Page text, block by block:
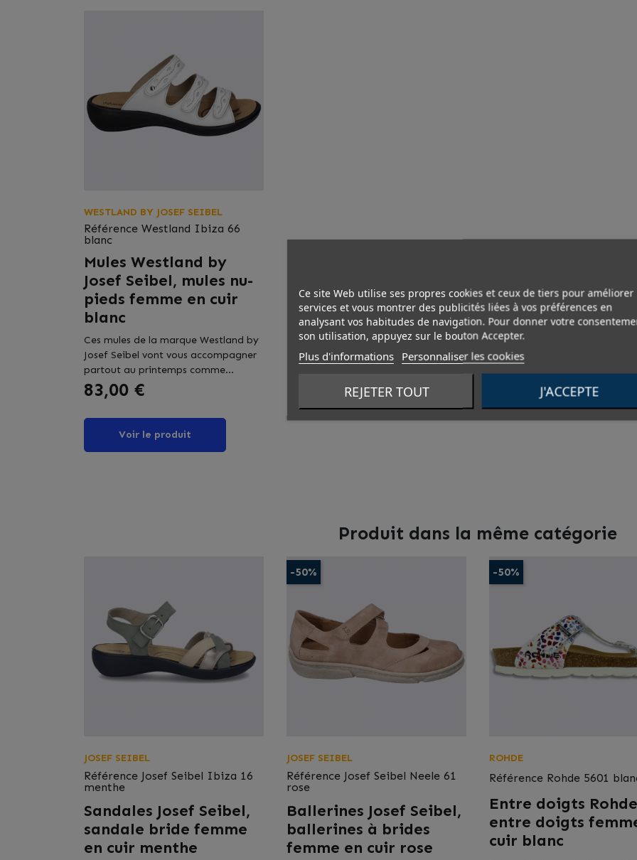
WESTLAND BY JOSEF SEIBEL
Référence Westland Ibiza 66
blanc
Mules Westland by
Josef Seibel, mules nu-
pieds femme en cuir
blanc
Ces mules de la marque Westland by
Josef Seibel vont vous accompagner
partout au printemps comme...
Prix
83,00 €
Voir le produit
Produit dans la même catégorie
JOSEF SEIBEL
Référence Josef Seibel Ibiza 16
menthe
Sandales Josef Seibel,
sandale bride femme
en cuir menthe
JOSEF SEIBEL
Référence Josef Seibel Neele 61
rose
Ballerines Josef Seibel,
ballerines à brides
femme en cuir rose
-50%
ROHDE
Référence Rohde 5601
Entre doigts
entre doigts
cuir blanc
-50%
Ce site Web utilise ses propres cookies et ceux de tiers pour améliorer
services et vous montrer des publicités liées à vos préférences en
analysant vos habitudes de navigation. Pour donner votre
son utilisation, appuyez sur le bouton Accepter.
Plus d'informations Personnaliser les cookies
REJETER TOUT J'ACCEPTE